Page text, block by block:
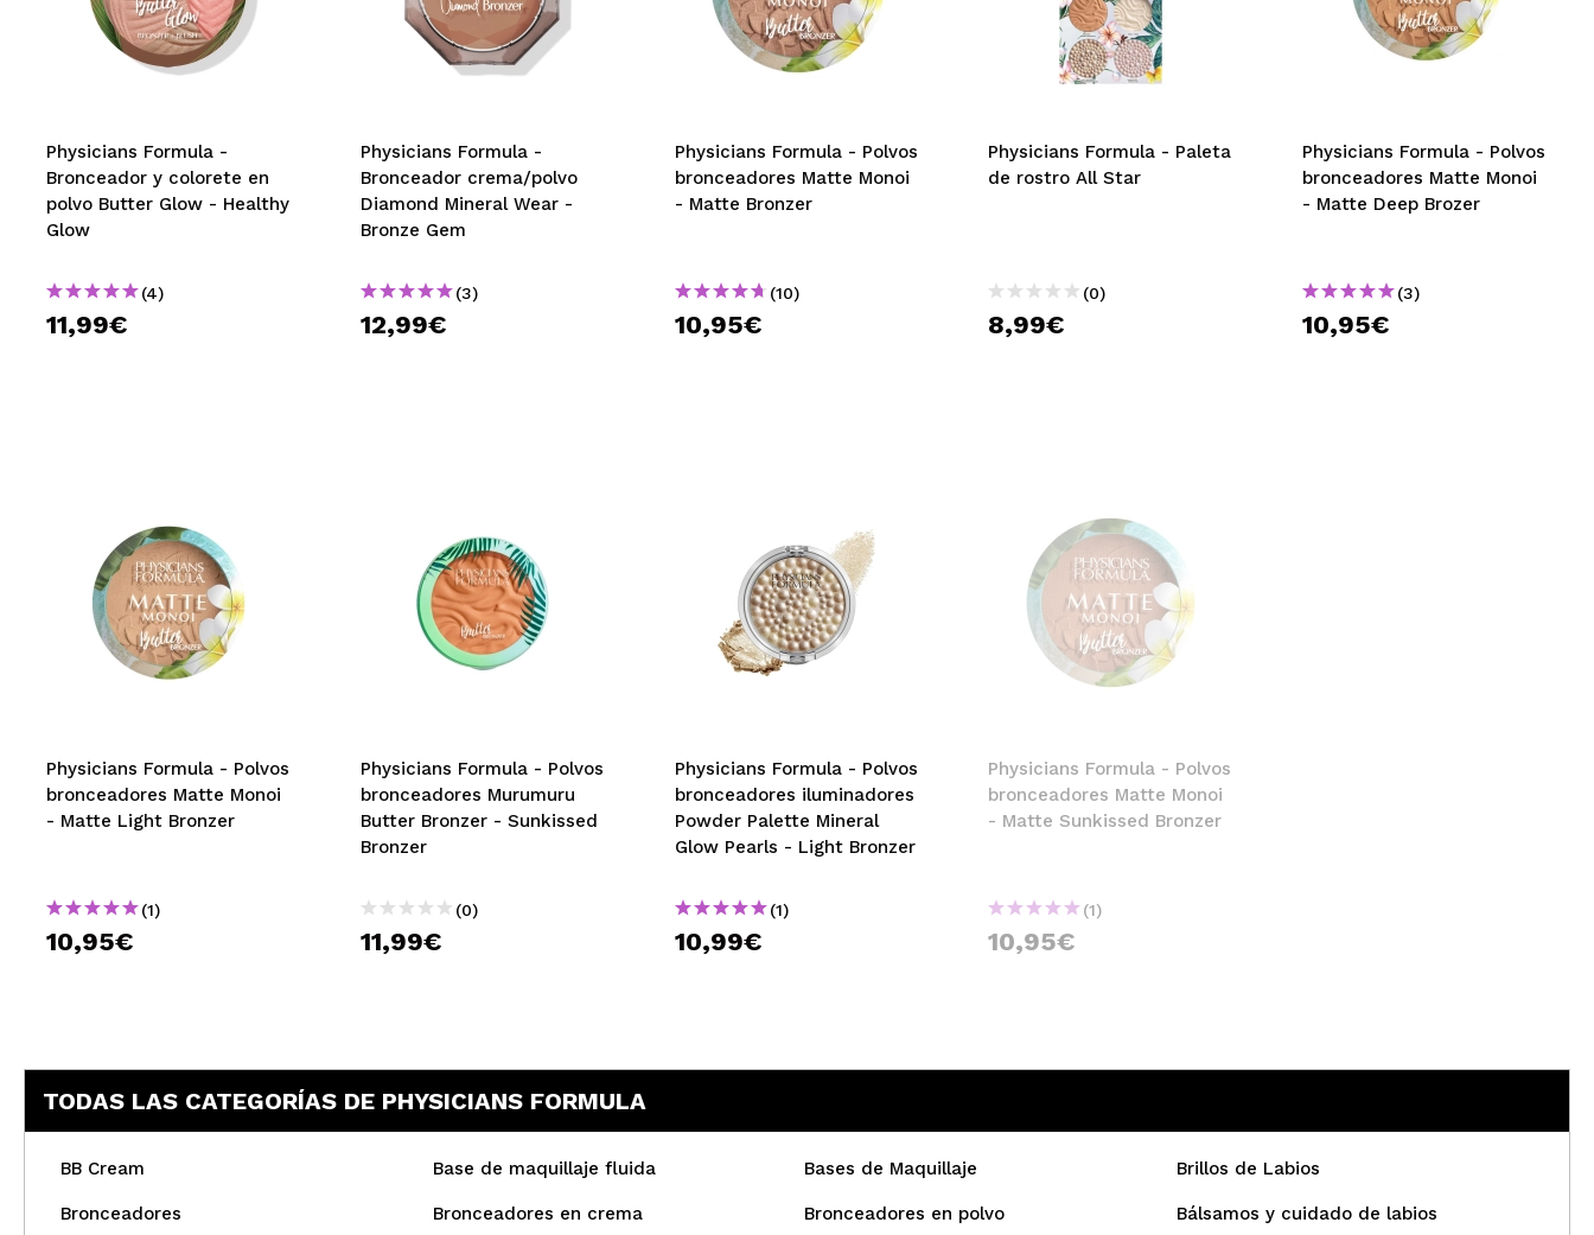
Physicians Formula -
Bronceador y colorete en
polvo Butter Glow - Healthy
Glow
(4)
11,99€
Physicians Formula -
Bronceador crema/polvo
Diamond Mineral Wear -
Bronze Gem
(3)
12,99€
Physicians Formula - Polvos
bronceadores Matte Monoi
- Matte Bronzer
(10)
10,95€
Physicians Formula - Paleta
de rostro All Star
(0)
8,99€
Physicians Formula - Polvos
bronceadores Matte Monoi
- Matte Deep Brozer
(3)
10,95€
Physicians Formula - Polvos
bronceadores Matte Monoi
- Matte Light Bronzer
(1)
10,95€
Physicians Formula - Polvos
bronceadores Murumuru
Butter Bronzer - Sunkissed
Bronzer
(0)
11,99€
Physicians Formula - Polvos
bronceadores iluminadores
Powder Palette Mineral
Glow Pearls - Light Bronzer
(1)
10,99€
Physicians Formula - Polvos
bronceadores Matte Monoi
- Matte Sunkissed Bronzer
(1)
10,95€
TODAS LAS CATEGORÍAS DE PHYSICIANS FORMULA
BB Cream Base de maquillaje fluida Bases de Maquillaje Brillos de Labios
Bronceadores Bronceadores en crema Bronceadores en polvo Bálsamos y cuidado de labios